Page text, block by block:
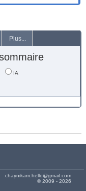
Plus...
IA
chaynikam.hello@gmail.com
© 2009 - 2026